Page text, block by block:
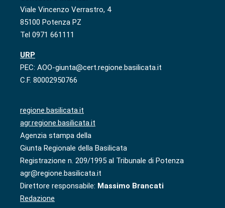
Viale Vincenzo Verrastro, 4
85100 Potenza PZ
Tel 0971 661111
URP
PEC: AOO-giunta@cert.regione.basilicata.it
C.F. 80002950766
regione.basilicata.it
agr.regione.basilicata.it
Agenzia stampa della
Giunta Regionale della Basilicata
Registrazione n. 209/1995 al Tribunale di Potenza
agr@regione.basilicata.it
Direttore responsabile: Massimo Brancati
Redazione